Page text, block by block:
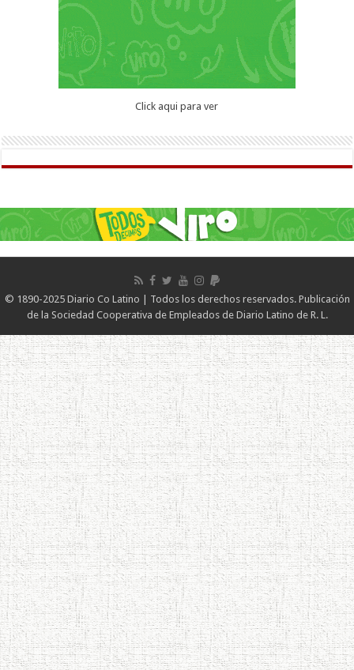
Click aqui para ver
© 1890-2025 Diario Co Latino | Todos los derechos reservados. Publicación
de la Sociedad Cooperativa de Empleados de Diario Latino de R. L.